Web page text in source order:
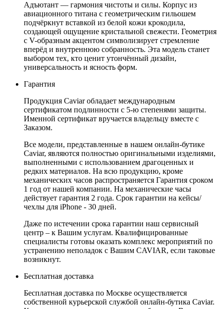
Адъютант — гармония чистоты и силы. Корпус из
авиационного титана с геометрическим гильошем
подчёркнут вставкой из белой кожи крокодила,
создающей ощущение кристальной свежести. Геометрия
с V-образным акцентом символизирует стремление
вперёд и внутреннюю собранность. Эта модель станет
выбором тех, кто ценит утончённый дизайн,
универсальность и ясность форм.
Гарантия
Продукция Caviar обладает международным
сертификатом подлинности с 5-ю степенями защиты.
Именной сертификат вручается владельцу вместе с
Заказом.
Все модели, представленные в нашем онлайн-бутике
Caviar, являются полностью оригинальными изделиями,
выполненными с использованием драгоценных и
редких материалов. На всю продукцию, кроме
механических часов распространяется Гарантия сроком
1 год от нашей компании. На механические часы
действует гарантия 2 года. Срок гарантии на кейсы/
чехлы для iPhone - 30 дней.
Даже по истечении срока гарантии наш сервисный
центр – к Вашим услугам. Квалифицированные
специалисты готовы оказать комплекс мероприятий по
устранению неполадок с Вашим CAVIAR, если таковые
возникнут.
Бесплатная доставка
Бесплатная доставка по Москве осуществляется
собственной курьерской службой онлайн-бутика Caviar.